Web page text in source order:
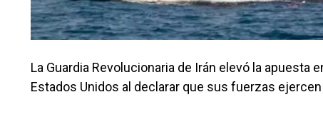
La Guardia Revolucionaria de Irán elevó la
Estados Unidos al declarar que sus fuerzas